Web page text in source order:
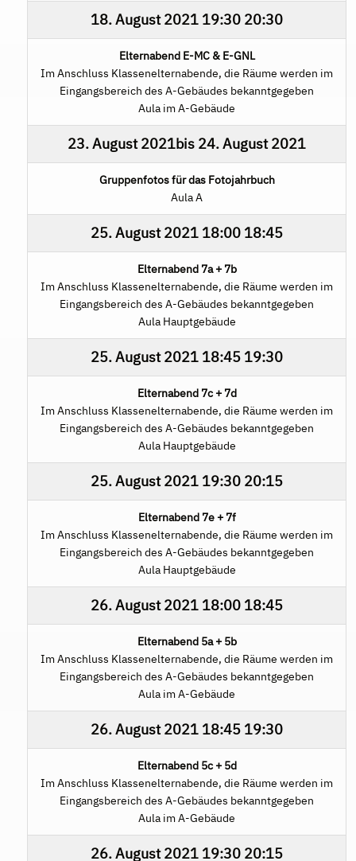
18. August 2021 19:30 20:30
Elternabend E-MC & E-GNL
Im Anschluss Klassenelternabende, die Räume werden im
Eingangsbereich des A-Gebäudes bekanntgegeben
Aula im A-Gebäude
23. August 2021bis 24. August 2021
Gruppenfotos für das Fotojahrbuch
Aula A
25. August 2021 18:00 18:45
Elternabend 7a + 7b
Im Anschluss Klassenelternabende, die Räume werden im
Eingangsbereich des A-Gebäudes bekanntgegeben
Aula Hauptgebäude
25. August 2021 18:45 19:30
Elternabend 7c + 7d
Im Anschluss Klassenelternabende, die Räume werden im
Eingangsbereich des A-Gebäudes bekanntgegeben
Aula Hauptgebäude
25. August 2021 19:30 20:15
Elternabend 7e + 7f
Im Anschluss Klassenelternabende, die Räume werden im
Eingangsbereich des A-Gebäudes bekanntgegeben
Aula Hauptgebäude
26. August 2021 18:00 18:45
Elternabend 5a + 5b
Im Anschluss Klassenelternabende, die Räume werden im
Eingangsbereich des A-Gebäudes bekanntgegeben
Aula im A-Gebäude
26. August 2021 18:45 19:30
Elternabend 5c + 5d
Im Anschluss Klassenelternabende, die Räume werden im
Eingangsbereich des A-Gebäudes bekanntgegeben
Aula im A-Gebäude
26. August 2021 19:30 20:15